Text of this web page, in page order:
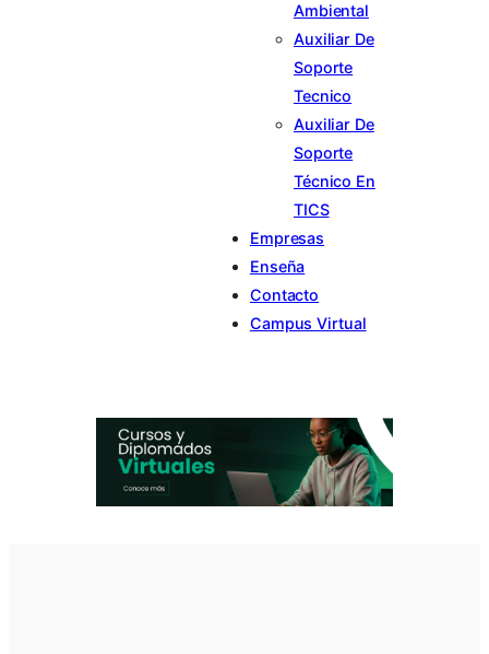
Ambiental
Auxiliar De
Soporte
Tecnico
Auxiliar De
Soporte
Técnico En
TICS
Empresas
Enseña
Contacto
Campus Virtual